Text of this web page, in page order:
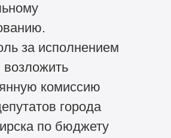
за исполнением
комиссию
города
по бюджету